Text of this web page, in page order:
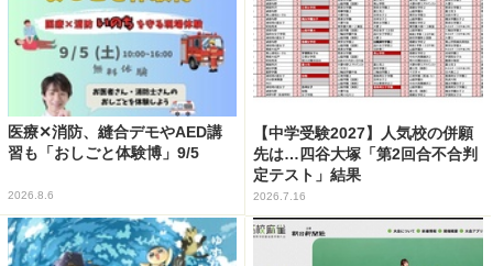
医療✕消防、縫合デモやAED講
習も「おしごと体験博」9/5
2026.8.6
【中学受験2027】人気校の併願
先は…四谷大塚「第2回合不合判
定テスト」結果
2026.7.16